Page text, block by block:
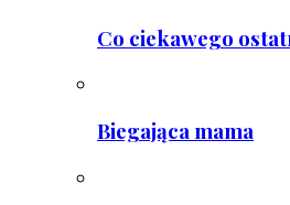
Co ciekawego
Biegająca mama